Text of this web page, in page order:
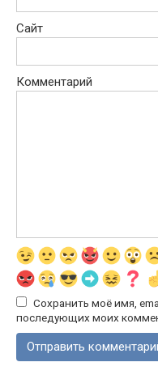
Сайт
Комментарий
Сохранить моё имя,
последующих моих